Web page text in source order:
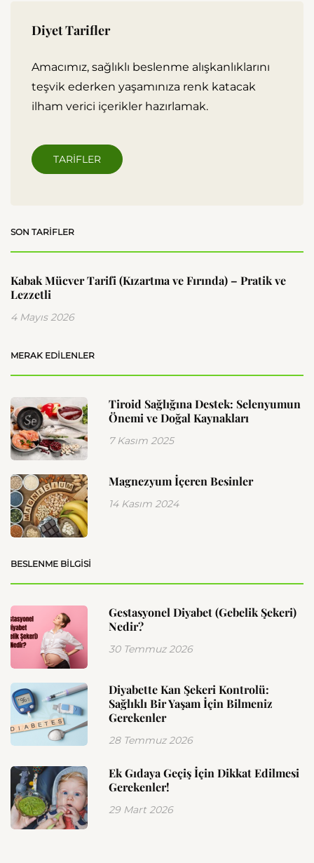
Diyet Tarifler
Amacımız, sağlıklı beslenme alışkanlıklarını
teşvik ederken yaşamınıza renk katacak
ilham verici içerikler hazırlamak.
TARIFLER
SON TARIFLER
Kabak Mücver Tarifi (Kızartma ve Fırında) – Pratik ve
Lezzetli
4 Mayıs 2026
MERAK EDILENLER
Tiroid Sağlığına Destek: Selenyumun
Önemi ve Doğal Kaynakları
7 Kasım 2025
Magnezyum İçeren Besinler
14 Kasım 2024
BESLENME BILGISI
Gestasyonel Diyabet (Gebelik Şekeri)
Nedir?
30 Temmuz 2026
Diyabette Kan Şekeri Kontrolü:
Sağlıklı Bir Yaşam İçin Bilmeniz
Gerekenler
28 Temmuz 2026
Ek Gıdaya Geçiş İçin Dikkat Edilmesi
Gerekenler!
29 Mart 2026